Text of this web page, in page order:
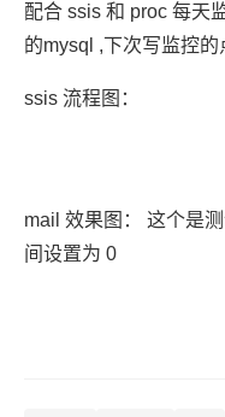
配合 ssis 和 proc 每天
的mysql ,下次写监控的
ssis 流程图：
mail 效果图： 这个是
间设置为 0